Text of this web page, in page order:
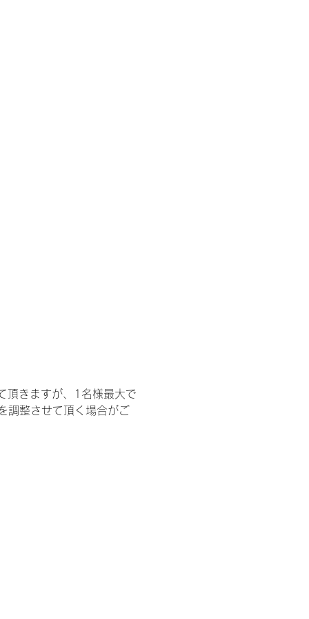
頂きますが、1名様最大で
調整させて頂く場合がご